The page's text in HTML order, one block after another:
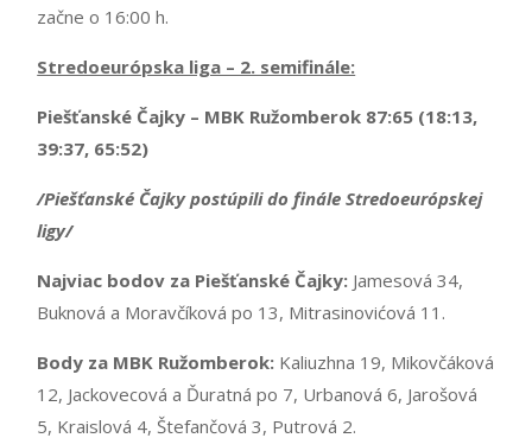
začne o 16:00 h.
Stredoeurópska liga – 2. semifinále:
Piešťanské Čajky – MBK Ružomberok 87:65 (18:13,
39:37, 65:52)
/Piešťanské Čajky postúpili do finále Stredoeurópskej
ligy/
Najviac bodov za Piešťanské Čajky: Jamesová 34,
Buknová a Moravčíková po 13, Mitrasinovićová 11.
Body za MBK Ružomberok: Kaliuzhna 19, Mikovčáková
12, Jackovecová a Ďuratná po 7, Urbanová 6, Jarošová
5, Kraislová 4, Štefančová 3, Putrová 2.